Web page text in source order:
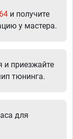
и получите
у мастера.
и приезжайте
тюнинга.
для